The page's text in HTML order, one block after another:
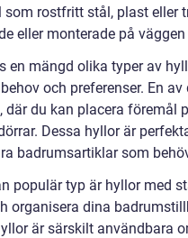
som rostfritt stål, plast eller
eller monterade på
en mängd olika typer av
och preferenser. En
där du kan placera föremål
Dessa hyllor är
badrumsartiklar som
populär typ är hyllor med
organisera dina
är särskilt användbara